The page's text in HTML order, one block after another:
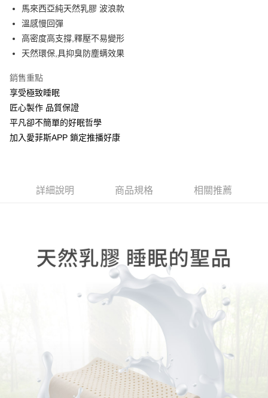
街口支付
全盈+PAY
運送方式
物流宅配
每筆NT$150，滿NT$1,599(含以上)免運費
馬來西亞純天然乳膠 波浪款
溫感慢回彈
高密度高支撐,釋壓不易變形
天然環保,具抑臭防塵螨效果
銷售重點
享受極致睡眠
匠心製作 品質保證
平凡卻不簡單的好眠哲學
加入愛菲斯APP 鎖定推播好康
詳細說明 商品規格 相關推薦